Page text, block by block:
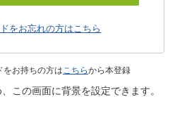
をお忘れの方はこちら
をお持ちの方はこちらから本登録
この画面に背景を設定できます。